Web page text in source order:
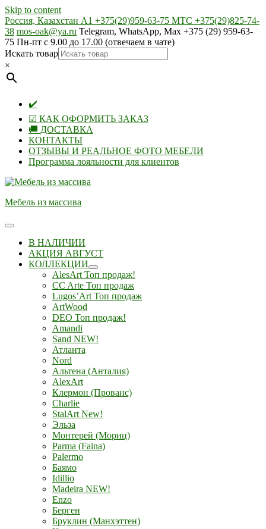
Skip to content
Россия, Казахстан А1 +375(29)959-63-75 МТС +375(29)825-74-
38 mos-oak@ya.ru Telegram, WhatsApp, Max +375 (29) 959-63-
75 Пн-пт с 9.00 до 17.00 (отвечаем в чате)
Искать товар
×
✔️
☑ КАК ОФОРМИТЬ ЗАКАЗ
🚚 ДОСТАВКА
КОНТАКТЫ
ОТЗЫВЫ И РЕАЛЬНОЕ ФОТО МЕБЕЛИ
Программа лояльности для клиентов
Мебель из массива
В НАЛИЧИИ
АКЦИЯ АВГУСТ
КОЛЛЕКЦИИ
AlesArt Топ продаж!
CC Arte Топ продаж
Lugos’Art Топ продаж
ArtWood
DEO Топ продаж!
Amandi
Sand NEW!
Атланта
Nord
Альтена (Анталия)
AlexArt
Клермон (Прованс)
Charlie
StalArt New!
Эльза
Монтерей (Мориц)
Parma (Faina)
Palermo
Баямо
Idillio
Madeira NEW!
Enzo
Берген
Бруклин (Манхэттен)